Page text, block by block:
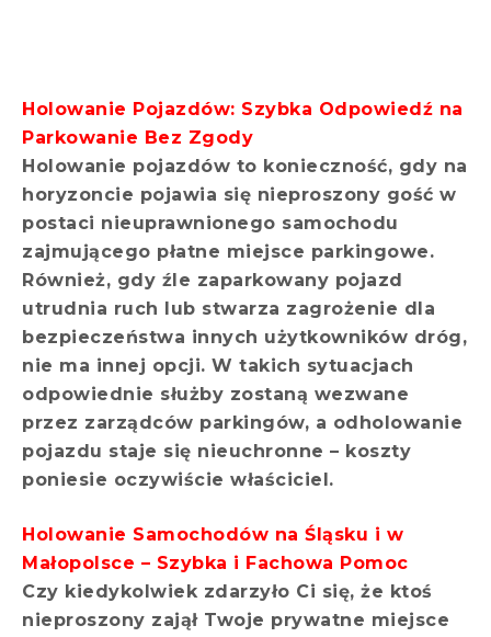
Holowanie Pojazdów: Szybka Odpowiedź na
Parkowanie Bez Zgody
Holowanie pojazdów to konieczność, gdy na
horyzoncie pojawia się nieproszony gość w
postaci nieuprawnionego samochodu
zajmującego płatne miejsce parkingowe.
Również, gdy źle zaparkowany pojazd
utrudnia ruch lub stwarza zagrożenie dla
bezpieczeństwa innych użytkowników dróg,
nie ma innej opcji. W takich sytuacjach
odpowiednie służby zostaną wezwane
przez zarządców parkingów, a odholowanie
pojazdu staje się nieuchronne – koszty
poniesie oczywiście właściciel.
Holowanie Samochodów na Śląsku i w
Małopolsce – Szybka i Fachowa Pomoc
Czy kiedykolwiek zdarzyło Ci się, że ktoś
nieproszony zajął Twoje prywatne miejsce